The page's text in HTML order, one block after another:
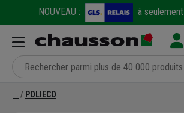
NOUVEAU : à seulement
POLIECO